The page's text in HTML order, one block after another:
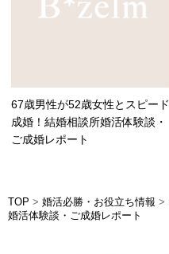
67歳男性が52歳女性とスピード
成婚！結婚相談所婚活体験談・
ご成婚レポート
TOP > 婚活必勝・お役立ち情報 >
婚活体験談・ご成婚レポート